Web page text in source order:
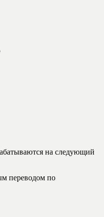
на следующий
переводом по